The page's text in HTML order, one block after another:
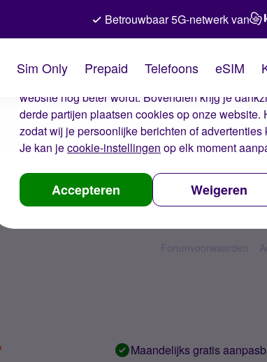
De cookies van Simyo
Wij gebruiken cookies op onze website. Met
website nog beter wordt. Bovendien krijg je
derde partijen plaatsen cookies op onze
zodat wij je persoonlijke berichten of
Je kan jecookie-instellingen op elk moment
Accepteren Weigeren
Betrouwbaar 5G-netwerk van
Sim Only Prepaid Telefoons eSIM
Forumvoorwaarden
Maandelijks gratis